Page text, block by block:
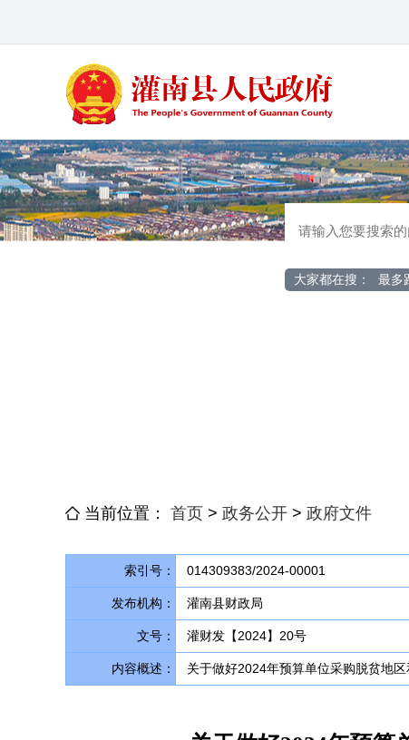
大家都在搜： 最多
当前位置： 首页 > 政务公开 > 政府文件
索引号： 014309383/2024-00001
发布机构： 灌南县财政局
文号： 灌财发【2024】20号
内容概述： 关于做好2024年预算单位采购脱贫地